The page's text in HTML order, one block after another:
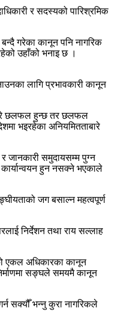
र सदस्यको पारिश्रमिक
बन्दै गरेका कानून पनि नागरिक
उहाँको भनाइ छ ।
लागि प्रभावकारी कानून
छलफल हुन्छ तर छलफल
भइरहेका अनियमितताबारे
जानकारी समुदायसम्म पुग्न
कार्यान्वयन हुन नसक्ने भएकाले
जग बसाल्न महत्वपूर्ण
निर्देशन तथा राय सल्लाह
एकल अधिकारका कानून
सङ्घले समयमै कानून
सक्यौँ भन्नु कुरा नागरिकले